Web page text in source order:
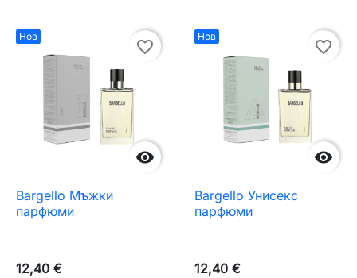
Нов

favorite_border
Bargello Мъжки
парфюми
12,40 €
Нов

favorite_border
Bargello Унисекс
парфюми
12,40 €